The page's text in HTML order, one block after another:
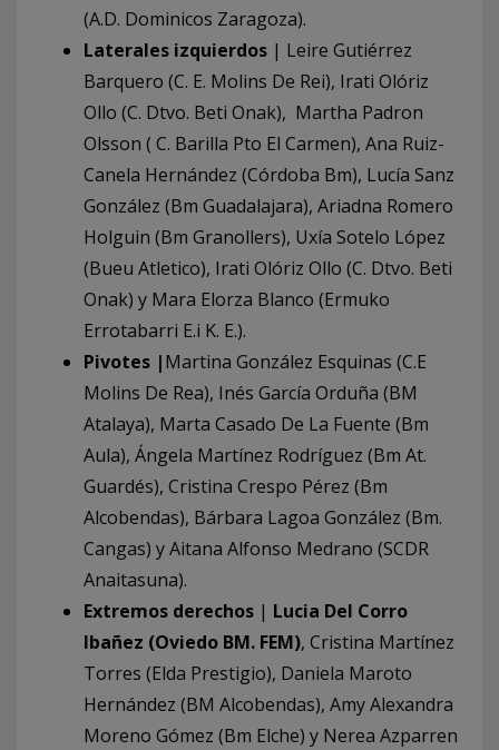
(A.D. Dominicos Zaragoza).
Laterales izquierdos | Leire Gutiérrez
Barquero (C. E. Molins De Rei), Irati Olóriz
Ollo (C. Dtvo. Beti Onak), Martha Padron
Olsson ( C. Barilla Pto El Carmen), Ana Ruiz-
Canela Hernández (Córdoba Bm), Lucía Sanz
González (Bm Guadalajara), Ariadna Romero
Holguin (Bm Granollers), Uxía Sotelo López
(Bueu Atletico), Irati Olóriz Ollo (C. Dtvo. Beti
Onak) y Mara Elorza Blanco (Ermuko
Errotabarri E.i K. E.).
Pivotes |Martina González Esquinas (C.E
Molins De Rea), Inés García Orduña (BM
Atalaya), Marta Casado De La Fuente (Bm
Aula), Ángela Martínez Rodríguez (Bm At.
Guardés), Cristina Crespo Pérez (Bm
Alcobendas), Bárbara Lagoa González (Bm.
Cangas) y Aitana Alfonso Medrano (SCDR
Anaitasuna).
Extremos derechos | Lucia Del Corro
Ibañez (Oviedo BM. FEM), Cristina Martínez
Torres (Elda Prestigio), Daniela Maroto
Hernández (BM Alcobendas), Amy Alexandra
Moreno Gómez (Bm Elche) y Nerea Azparren